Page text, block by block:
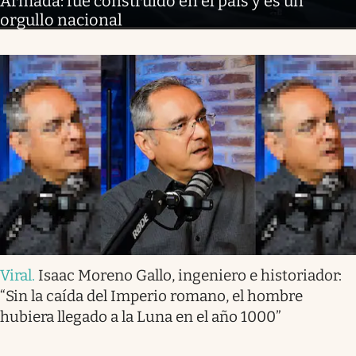
orgullo nacional
Viral. Isaac Moreno Gallo, ingeniero e historiador:
“Sin la caída del Imperio romano, el hombre
hubiera llegado a la Luna en el año 1000”